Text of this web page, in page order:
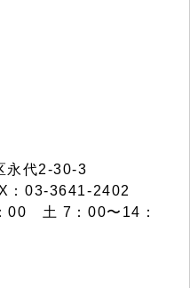
永代2-30-3
：03-3641-2402
00 土 7：00〜14：